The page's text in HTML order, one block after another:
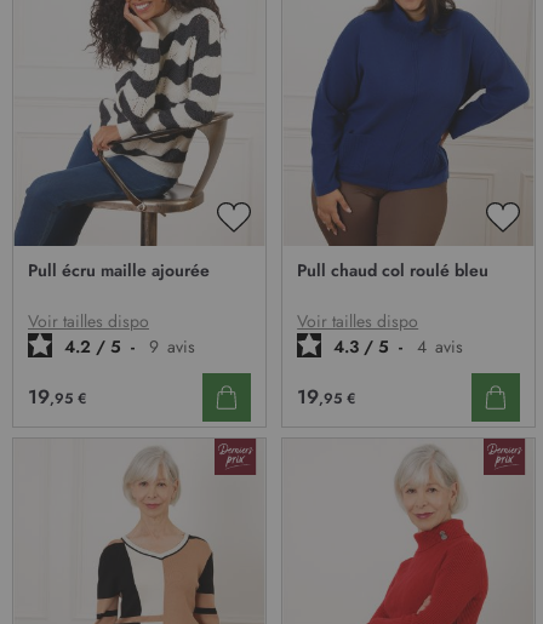
AJOUTER
D’ENVIE
Pull écru maille ajourée
Voir tailles dispo
4.2 / 5 - 9 avis
19,95 €
Pull chaud col roulé bleu
Voir tailles dispo
4.3 / 5 - 4 avis
19,95 €